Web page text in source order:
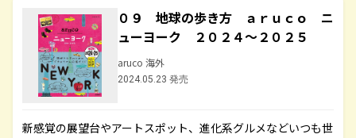
０９ 地球の歩き方 ａｒｕｃｏ ニ
ューヨーク ２０２４～２０２５
aruco 海外
2024.05.23 発売
新感覚の展望台やアートスポット、進化系グルメなどいつも世